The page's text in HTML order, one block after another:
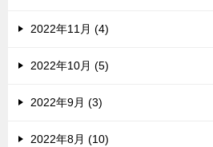
2022年11月 (4)
2022年10月 (5)
2022年9月 (3)
2022年8月 (10)